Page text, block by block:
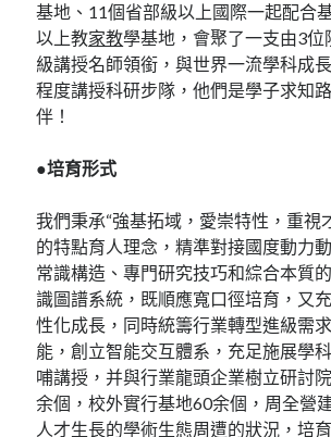
基地、11個省部級以上國際一起配合
以上教家教學基地，會聚了一支由3位
級講授名師領銜，與世界一流學科成
程度講授科研步隊，他們是學子求知
伴！
●培育形式
我們秉承“強基拓域，愛崇特性，重視
的特點育人理念，精準對接國度動力
常識構造、專門研究技巧和綜合本質
識圖譜系統，既順應寬口徑培育，又
性化成長，同時統籌行業轉型進級需
能，創立智能交互體系，充足施展學
哺講授，并與行業龍頭企業樹立研討
余個，校外實行基地60余個，周全營
人才生長的學術生態周遭的狀況，培